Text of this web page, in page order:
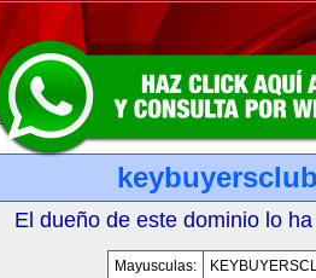
El dueño de este dominio lo
Mayusculas: